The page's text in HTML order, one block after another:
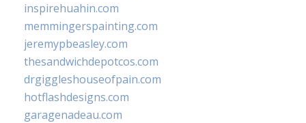
inspirehuahin.com
memmingerspainting.com
jeremypbeasley.com
thesandwichdepotcos.com
drgiggleshouseofpain.com
hotflashdesigns.com
garagenadeau.com